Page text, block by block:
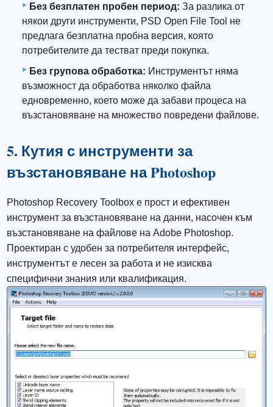
Без безплатен пробен период: За разлика от
някои други инструменти, PSD Open File Tool не
предлага безплатна пробна версия, която
потребителите да тестват преди покупка.
Без групова обработка: Инструментът няма
възможност да обработва няколко файла
едновременно, което може да забави процеса на
възстановяване на множество повредени файлове.
5. Кутия с инструменти за
възстановяване на Photoshop
Photoshop Recovery Toolbox е прост и ефективен
инструмент за възстановяване на данни, насочен към
възстановяване на файлове на Adobe Photoshop.
Проектиран с удобен за потребителя интерфейс,
инструментът е лесен за работа и не изисква
специфични знания или квалификация.